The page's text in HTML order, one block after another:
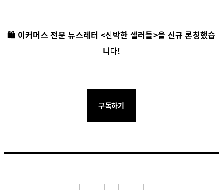
🛍️ 이커머스 전문 뉴스레터 <신박한 셀러들>을 신규 론칭했습
니다!
구독하기